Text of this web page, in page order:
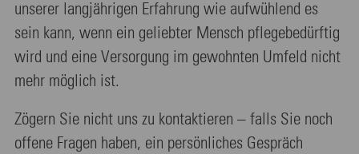
unserer langjährigen Erfahrung wie aufwühlend es
sein kann, wenn ein geliebter Mensch pflegebedürftig
wird und eine Versorgung im gewohnten Umfeld nicht
mehr möglich ist.
Zögern Sie nicht uns zu kontaktieren – falls Sie noch
offene Fragen haben, ein persönliches Gespräch